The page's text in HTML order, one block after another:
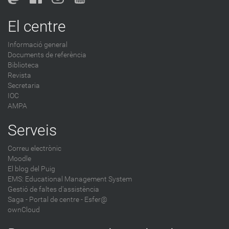
o
-
El centre
Informació general
Documents de referència
Biblioteca
Revista
Secretaria
IOC
AMPA
Serveis
Correu electrònic
Moodle
El blog del Puig
EMS: Educational Management System
Gestió de faltes d'assistència
Saga - Portal de centre - Esfer@
ownCloud